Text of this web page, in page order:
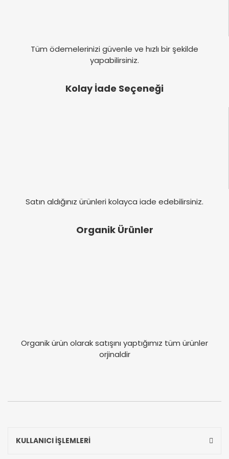
Tüm ödemelerinizi güvenle ve hızlı bir şekilde
yapabilirsiniz.
Kolay İade Seçeneği
Satın aldığınız ürünleri kolayca iade edebilirsiniz.
Organik Ürünler
Organik ürün olarak satışını yaptığımız tüm ürünler
orjinaldir
KULLANICI İŞLEMLERİ